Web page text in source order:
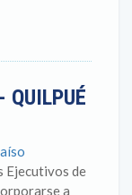
QUILPUÉ
Ejecutivos de
a